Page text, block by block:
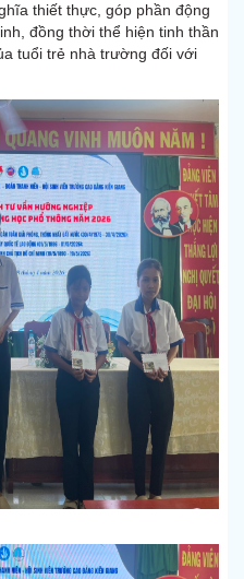
thiết thực, góp phần động
đồng thời thể hiện tinh thần
tuổi trẻ nhà trường đối với